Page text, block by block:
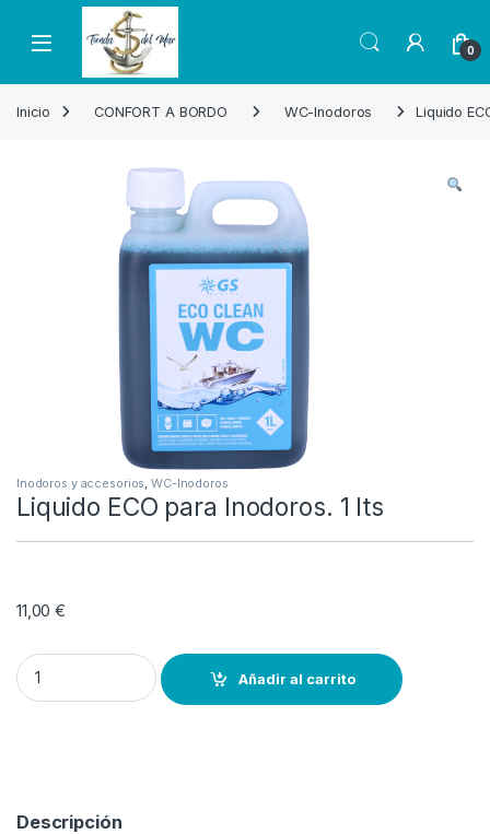
Skip to navigation
Skip to content
Open 0
Inicio CONFORT A BORDO WC-Inodoros Liquido
Inodoros y accesorios,WC-Inodoros
Liquido ECO para Inodoros. 1 lts
11,00€
Liquido ECO para Inodoros. 1 lts quantity
Añadir al carrito
Descripción